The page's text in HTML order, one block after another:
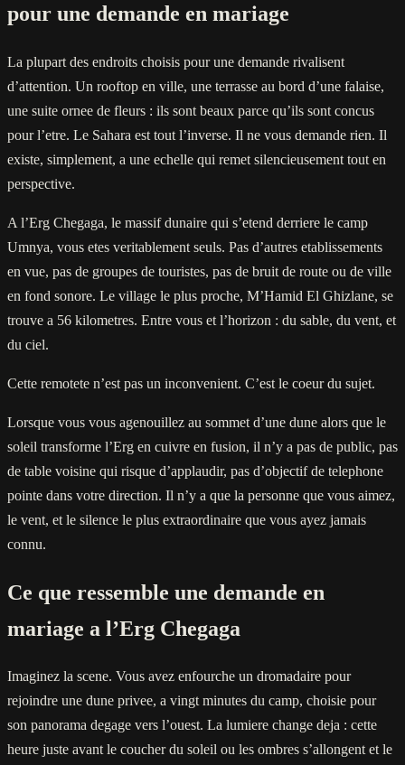
pour une demande en mariage
La plupart des endroits choisis pour une demande rivalisent
d’attention. Un rooftop en ville, une terrasse au bord d’une falaise,
une suite ornee de fleurs : ils sont beaux parce qu’ils sont concus
pour l’etre. Le Sahara est tout l’inverse. Il ne vous demande rien. Il
existe, simplement, a une echelle qui remet silencieusement tout en
perspective.
A l’Erg Chegaga, le massif dunaire qui s’etend derriere le camp
Umnya, vous etes veritablement seuls. Pas d’autres etablissements
en vue, pas de groupes de touristes, pas de bruit de route ou de ville
en fond sonore. Le village le plus proche, M’Hamid El Ghizlane, se
trouve a 56 kilometres. Entre vous et l’horizon : du sable, du vent, et
du ciel.
Cette remotete n’est pas un inconvenient. C’est le coeur du sujet.
Lorsque vous vous agenouillez au sommet d’une dune alors que le
soleil transforme l’Erg en cuivre en fusion, il n’y a pas de public, pas
de table voisine qui risque d’applaudir, pas d’objectif de telephone
pointe dans votre direction. Il n’y a que la personne que vous aimez,
le vent, et le silence le plus extraordinaire que vous ayez jamais
connu.
Ce que ressemble une demande en
mariage a l’Erg Chegaga
Imaginez la scene. Vous avez enfourche un dromadaire pour
rejoindre une dune privee, a vingt minutes du camp, choisie pour
son panorama degage vers l’ouest. La lumiere change deja : cette
heure juste avant le coucher du soleil ou les ombres s’allongent et le